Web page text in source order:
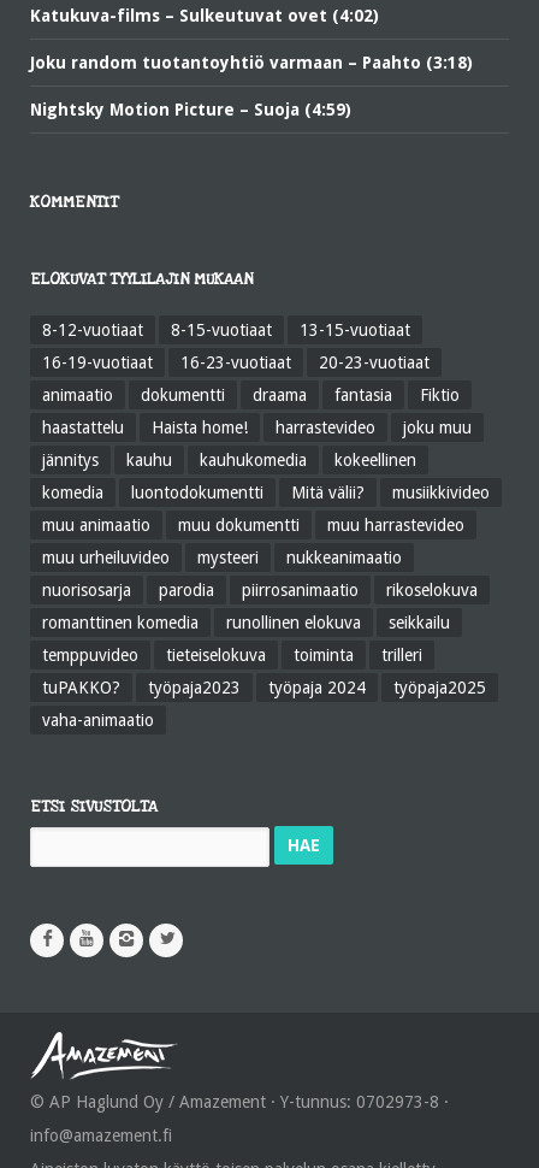
Katukuva-films – Sulkeutuvat ovet (4:02)
Joku random tuotantoyhtiö varmaan – Paahto (3:18)
Nightsky Motion Picture – Suoja (4:59)
KOMMENTIT
ELOKUVAT TYYLILAJIN MUKAAN
8-12-vuotiaat 8-15-vuotiaat
13-15-vuotiaat
16-19-vuotiaat
16-23-vuotiaat
20-23-vuotiaat
animaatio
dokumentti draama fantasia
Fiktio
haastattelu
Haista home! harrastevideo
joku muu
jännitys
kauhu kauhukomedia
kokeellinen
komedia
luontodokumentti Mitä välii?
musiikkivideo
muu animaatio
muu dokumentti
muu harrastevideo
muu urheiluvideo
mysteeri
nukkeanimaatio
nuorisosarja
parodia piirrosanimaatio
rikoselokuva
romanttinen komedia
runollinen elokuva
seikkailu
temppuvideo
tieteiselokuva toiminta
trilleri
tuPAKKO?
työpaja2023 työpaja 2024
työpaja2025
vaha-animaatio
ETSI SIVUSTOLTA
© AP Haglund Oy / Amazement · Y-tunnus: 0702973-8 ·
info@amazement.fi